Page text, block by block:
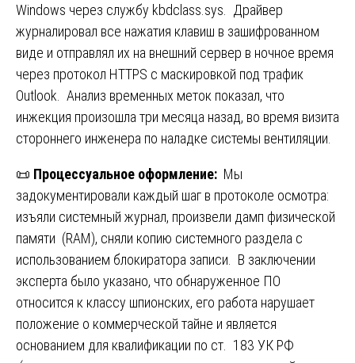
Windows через службу kbdclass.sys. Драйвер
журналировал все нажатия клавиш в зашифрованном
виде и отправлял их на внешний сервер в ночное время
через протокол HTTPS с маскировкой под трафик
Outlook. Анализ временных меток показал, что
инжекция произошла три месяца назад, во время визита
стороннего инженера по наладке системы вентиляции.
📜 Процессуальное оформление: Мы
задокументировали каждый шаг в протоколе осмотра:
изъяли системный журнал, произвели дамп физической
памяти (RAM), сняли копию системного раздела с
использованием блокиратора записи. В заключении
эксперта было указано, что обнаруженное ПО
относится к классу шпионских, его работа нарушает
положение о коммерческой тайне и является
основанием для квалификации по ст. 183 УК РФ